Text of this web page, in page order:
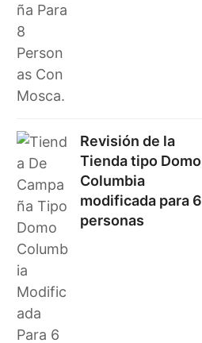
Revisión de la
Tienda tipo Domo
Columbia
modificada para 6
personas